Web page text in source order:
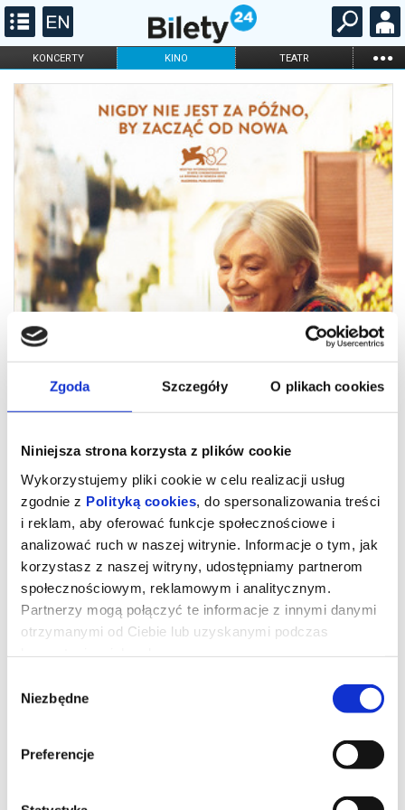
Zgoda Szczegóły O plikach cookies
Niniejsza strona korzysta z plików cookie
Wykorzystujemy pliki cookie w celu realizacji usług
zgodnie z Polityką cookies , do spersonalizowania treści
i reklam, aby oferować funkcje społecznościowe i
analizować ruch w naszej witrynie. Informacje o tym, jak
korzystasz z naszej witryny, udostępniamy partnerom
społecznościowym, reklamowym i analitycznym.
Partnerzy mogą połączyć te informacje z innymi danymi
otrzymanymi od Ciebie lub uzyskanymi podczas
zgody
Niezbędne
Preferencje
KONCERTY KINO TEATR ...
FILHARMONIA OPERA I BALET
ONLINE KARNETY
apartamencie w sercu marokańskiego Tangeru. To miejsce, które
pamięta jej miłość, codzienne rytuały i całe życie zapisane w
ścianach, meblach i drobnych gestach. Gdy zostaje zmuszona do
wydaje się bolesną koniecznością, nieoczekiwanie stanie się